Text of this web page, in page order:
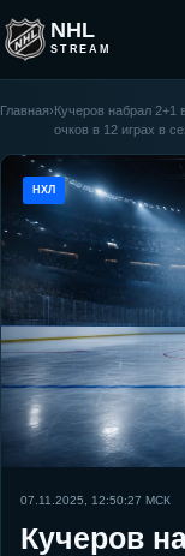
NHL
STREAM
Главная›Кучеров набрал 2+1
очков в 12 играх в
НХЛ
07.11.2025, 12:50:27 МСК
Кучеров